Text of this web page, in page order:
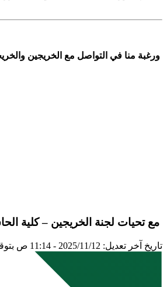
ورغبة منا في التواصل مع الخريجين
مع تحيات لجنة الخريجين – كلية
تاريخ آخر تعديل: 2025/11/12 - 11:14 ص بتوقيت السعودية